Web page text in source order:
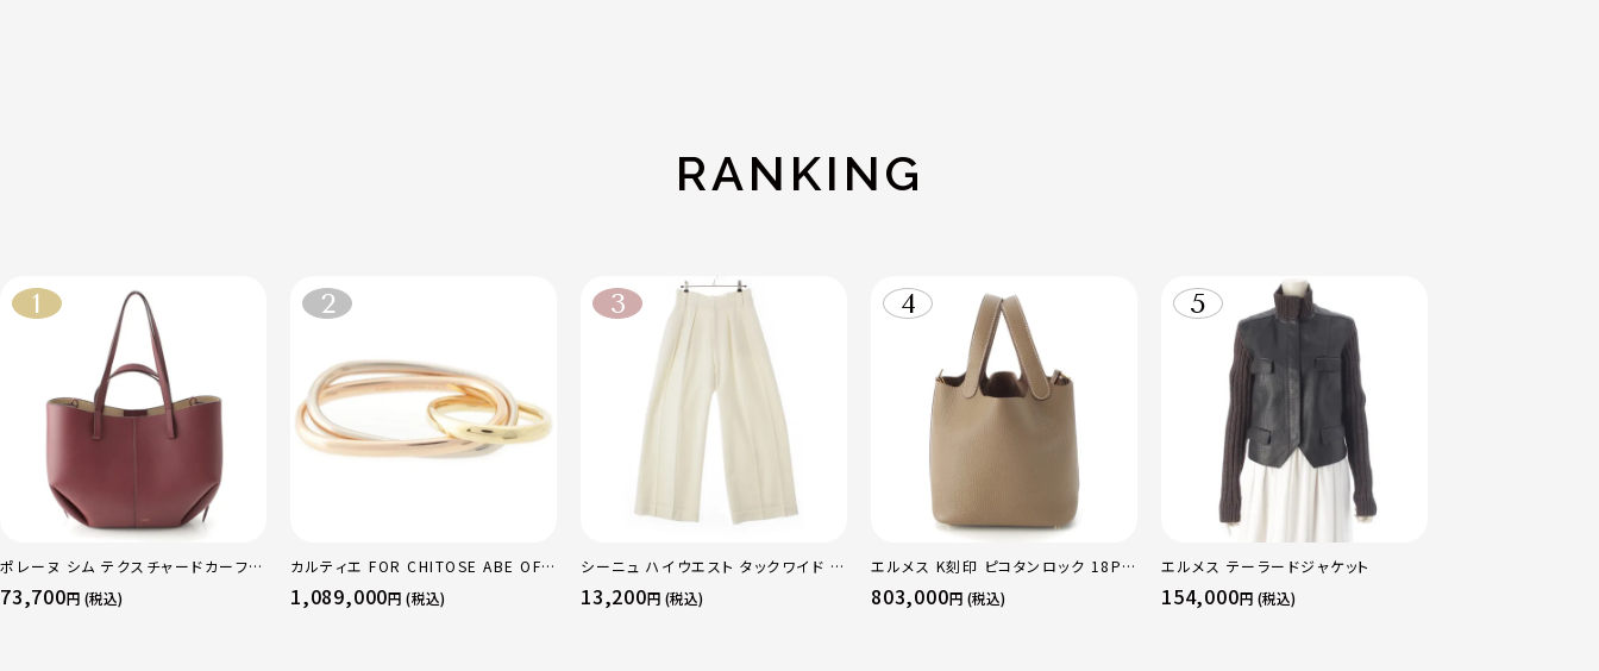
RANKING
ポレーヌ シム テクスチャードカーフレ
ザー トートバッグ ダークチェリー レギ
ュラー
73,700円 (税込)
カルティエ FOR CHITOSE ABE OF
sacai サカイ 750 YG×PG×WG ト
リニティ リング 指輪 マルチカラー 50
1,089,000円 (税込)
シーニュ ハイウエスト タックワイド パ
ンツ ボトムス オフホワイト 0
13,200円 (税込)
エルメス K刻印 ピコタンロック 18PM
トリヨン ハンドバッグ ゴールド金具 エ
トゥープ
803,000円 (税込)
エルメス テーラードジャケット
154,000円 (税込)